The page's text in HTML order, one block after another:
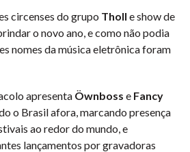
circenses do grupo Tholl e show de
o novo ano, e como não podia
nomes da música eletrônica foram
apresenta Öwnboss e Fancy
o Brasil afora, marcando presença
ao redor do mundo, e
lançamentos por gravadoras